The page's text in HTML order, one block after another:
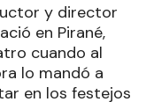
y director
en Pirané,
cuando al
lo mandó a
en los festejos